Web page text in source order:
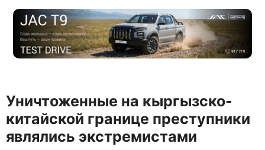
Уничтоженные на кыргызско-
китайской границе преступники
являлись экстремистами